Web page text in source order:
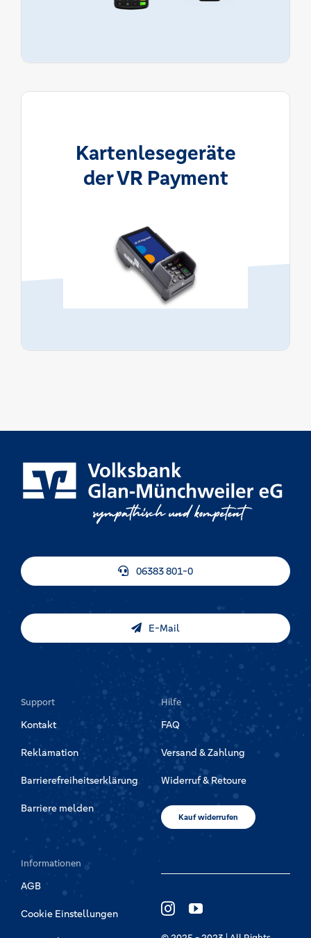
Kartenlesegeräte
der VR Payment
06383 801-0
E-Mail
Support
Kontakt
Reklamation
Barrierefreiheitserklärung
Barriere melden
Hilfe
FAQ
Versand & Zahlung
Widerruf & Retoure
Kauf widerrufen
Informationen
AGB
Cookie Einstellungen